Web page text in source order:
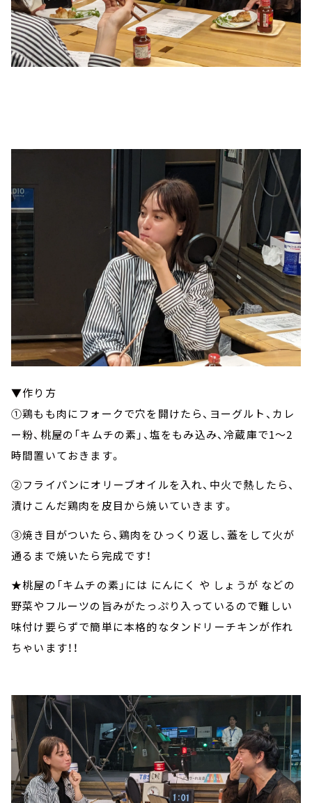
▼作り方
①鶏もも肉にフォークで穴を開けたら、ヨーグルト、カレ
ー粉、桃屋の「キムチの素」、塩をもみ込み、冷蔵庫で1～2
時間置いておきます。
②フライパンにオリーブオイルを入れ、中火で熱したら、
漬けこんだ鶏肉を皮目から焼いていきます。
③焼き目がついたら、鶏肉をひっくり返し、蓋をして火が
通るまで焼いたら完成です！
★桃屋の「キムチの素」には にんにく や しょうが などの
野菜やフルーツの旨みがたっぷり入っているので難しい
味付け要らずで簡単に本格的なタンドリーチキンが作れ
ちゃいます！！